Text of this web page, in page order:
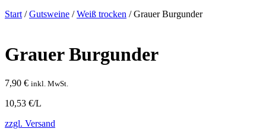
Start/Gutsweine /Weiß trocken / Grauer Burgunder
Grauer Burgunder
7,90 € inkl. MwSt.
10,53 €/L
zzgl. Versand